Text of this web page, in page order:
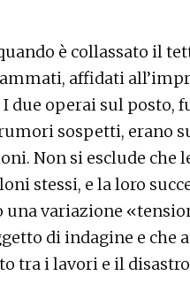
è collassato il
affidati
due operai sul posto,
sospetti, erano
Non si esclude che
stessi, e la loro
una variazione
di indagine e che
tra i lavori e il